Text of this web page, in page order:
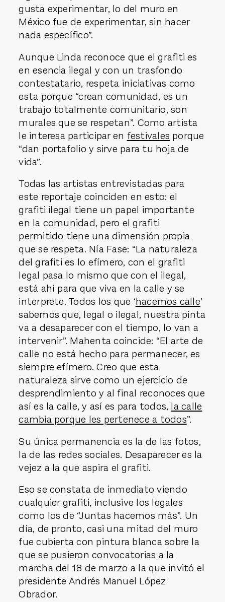
gusta experimentar, lo del muro en
México fue de experimentar, sin hacer
nada específico”.
Aunque Linda reconoce que el grafiti es
en esencia ilegal y con un trasfondo
contestatario, respeta iniciativas como
esta porque “crean comunidad, es un
trabajo totalmente comunitario, son
murales que se respetan”. Como artista
le interesa participar en festivales porque
“dan portafolio y sirve para tu hoja de
vida”.
Todas las artistas entrevistadas para
este reportaje coinciden en esto: el
grafiti ilegal tiene un papel importante
en la comunidad, pero el grafiti
permitido tiene una dimensión propia
que se respeta. Nía Fase: “La naturaleza
del grafiti es lo efímero, con el grafiti
legal pasa lo mismo que con el ilegal,
está ahí para que viva en la calle y se
interprete. Todos los que ‘hacemos calle’
sabemos que, legal o ilegal, nuestra pinta
va a desaparecer con el tiempo, lo van a
intervenir”. Mahenta coincide: “El arte de
calle no está hecho para permanecer, es
siempre efímero. Creo que esta
naturaleza sirve como un ejercicio de
desprendimiento y al final reconoces que
así es la calle, y así es para todos, la calle
cambia porque les pertenece a todos”.
Su única permanencia es la de las fotos,
la de las redes sociales. Desaparecer es la
vejez a la que aspira el grafiti.
Eso se constata de inmediato viendo
cualquier grafiti, inclusive los legales
como los de “Juntas hacemos más”. Un
día, de pronto, casi una mitad del muro
fue cubierta con pintura blanca sobre la
que se pusieron convocatorias a la
marcha del 18 de marzo a la que invitó el
presidente Andrés Manuel López
Obrador.